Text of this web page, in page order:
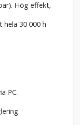
Hög effekt,
30 000 h
PC.